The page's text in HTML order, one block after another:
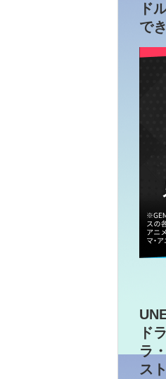
ド
で
ド
ラ
ス